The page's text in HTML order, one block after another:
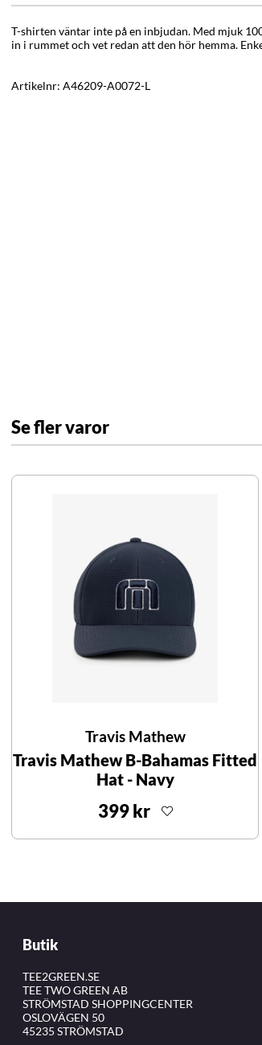
T-shirten väntar inte på en inbjudan. Med mjuk
in i rummet och vet redan att den hör hemma.
Artikelnr: A46209-A0072-L
Se fler varor
Travis Mathew
Travis Mathew B-Bahamas Fitted
Hat - Navy
399 kr
Butik
TEE2GREEN.SE
TEE TWO GREEN AB
STRÖMSTAD SHOPPINGCENTER
OSLOVÄGEN 50
45235 STRÖMSTAD